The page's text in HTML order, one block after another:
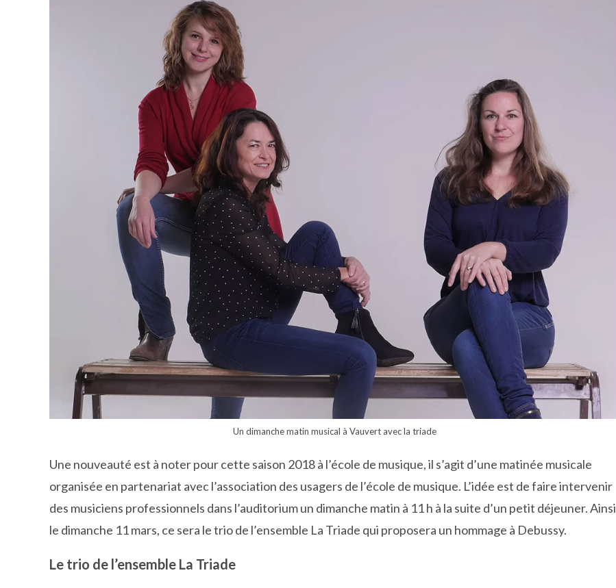
Un dimanche matin musical à Vauvert avec la triade
Une nouveauté est à noter pour cette saison 2018 à l’école de musique, il s’agit d’une matinée musicale
organisée en partenariat avec l’association des usagers de l’école de musique. L’idée est de faire intervenir
des musiciens professionnels dans l’auditorium un dimanche matin à 11 h à la suite d’un petit déjeuner. Ainsi
le dimanche 11 mars, ce sera le trio de l’ensemble La Triade qui proposera un hommage à Debussy.
Le trio de l’ensemble La Triade